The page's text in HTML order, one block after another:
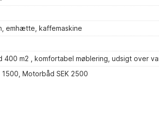
emhætte, kaffemaskine
400 m2 , komfortabel møblering, udsigt over
1500, Motorbåd SEK 2500